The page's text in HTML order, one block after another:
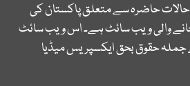
حالات حاضرہ سے متعلق پاکستان کی
والی ویب سائٹ ہے۔ اس ویب سائٹ
جملہ حقوق بحق ایکسپریس میڈیا